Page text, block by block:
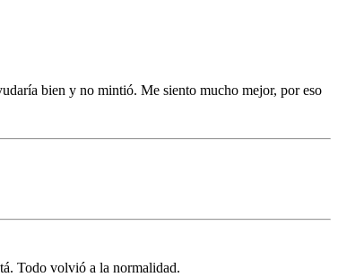
bien y no mintió. Me siento mucho mejor, por eso
Todo volvió a la normalidad.